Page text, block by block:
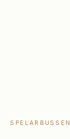
SPELARBUSSEN